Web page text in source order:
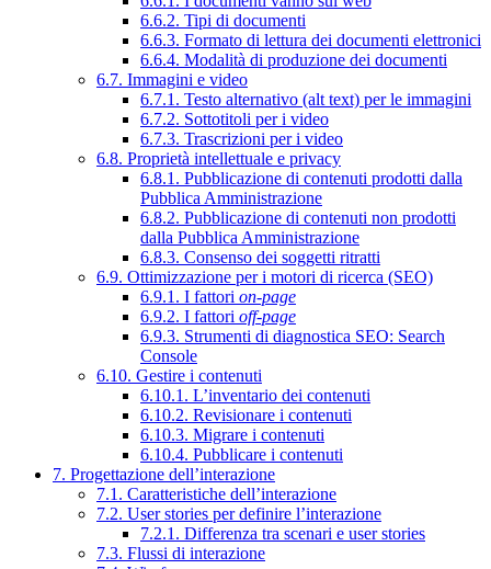
6.6.2. Tipi di documenti
6.6.3. Formato di lettura dei documenti elettronici
6.6.4. Modalità di produzione dei documenti
6.7. Immagini e video
6.7.1. Testo alternativo (alt text) per le immagini
6.7.2. Sottotitoli per i video
6.7.3. Trascrizioni per i video
6.8. Proprietà intellettuale e privacy
6.8.1. Pubblicazione di contenuti prodotti dalla
Pubblica Amministrazione
6.8.2. Pubblicazione di contenuti non prodotti
dalla Pubblica Amministrazione
6.8.3. Consenso dei soggetti ritratti
6.9. Ottimizzazione per i motori di ricerca (SEO)
6.9.1. I fattori on-page
6.9.2. I fattori off-page
6.9.3. Strumenti di diagnostica SEO: Search
Console
6.10. Gestire i contenuti
6.10.1. L’inventario dei contenuti
6.10.2. Revisionare i contenuti
6.10.3. Migrare i contenuti
6.10.4. Pubblicare i contenuti
7. Progettazione dell’interazione
7.1. Caratteristiche dell’interazione
7.2. User stories per definire l’interazione
7.2.1. Differenza tra scenari e user stories
7.3. Flussi di interazione